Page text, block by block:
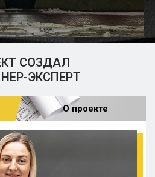
СОЗДАЛ
ЭКСПЕРТ
О проекте